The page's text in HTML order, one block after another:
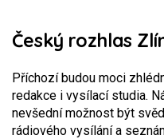
Český rozhlas
Příchozí budou moci
redakce i vysílací studia.
nevšední možnost být
rádiového vysílání a